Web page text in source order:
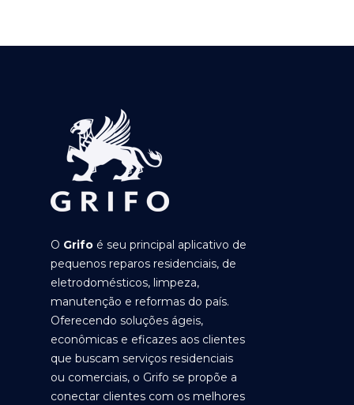
O Grifo é seu principal aplicativo de
pequenos reparos residenciais, de
eletrodomésticos, limpeza,
manutenção e reformas do país.
Oferecendo soluções ágeis,
econômicas e eficazes aos clientes
que buscam serviços residenciais
ou comerciais, o Grifo se propõe a
conectar clientes com os melhores